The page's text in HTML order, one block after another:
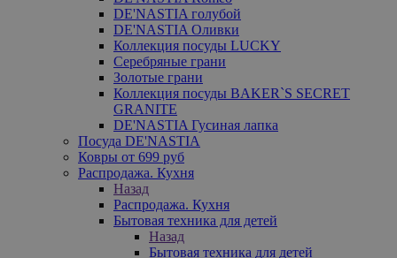
DE'NASTIA голубой
DE'NASTIA Оливки
Коллекция посуды LUCKY
Серебряные грани
Золотые грани
Коллекция посуды BAKER`S SECRET
GRANITE
DE'NASTIA Гусиная лапка
Посуда DE'NASTIA
Ковры от 699 руб
Распродажа. Кухня
Назад
Распродажа. Кухня
Бытовая техника для детей
Назад
Бытовая техника для детей